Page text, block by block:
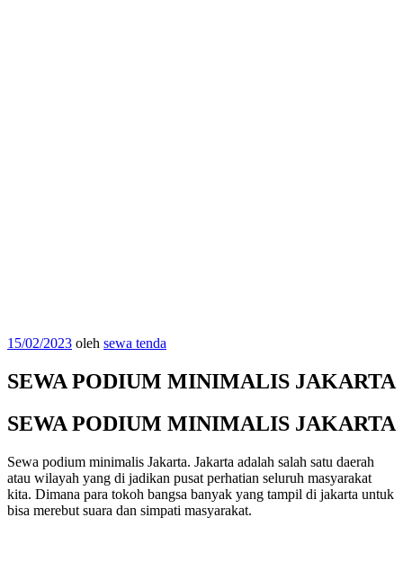
Diposkan
15/02/2023 oleh sewa tenda
SEWA PODIUM MINIMALIS JAKARTA
SEWA PODIUM MINIMALIS JAKARTA
Sewa podium minimalis Jakarta. Jakarta adalah salah satu daerah
atau wilayah yang di jadikan pusat perhatian seluruh masyarakat
kita. Dimana para tokoh bangsa banyak yang tampil di jakarta untuk
bisa merebut suara dan simpati masyarakat.